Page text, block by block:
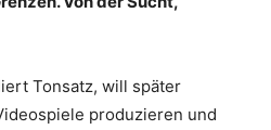
Tonsatz, will später
produzieren und